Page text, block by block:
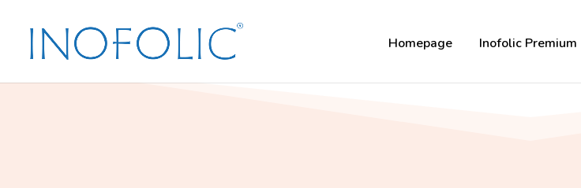
Homepage Inofolic Premium